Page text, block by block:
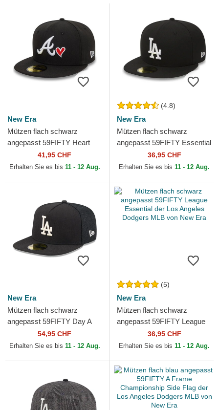
New Era
Mützen flach schwarz
angepasst 59FIFTY Heart
Icon der Atlanta Braves MLB
von New Era
41,95 CHF
Erhalten Sie es bis 11 - 12 Aug.
(4.8)
New Era
Mützen flach schwarz
angepasst 59FIFTY Essential
der Los Angeles Dodgers
MLB von New Era
36,95 CHF
Erhalten Sie es bis 11 - 12 Aug.
New Era
Mützen flach schwarz
angepasst 59FIFTY Day A
Frame der Los Angeles
Dodgers MLB von New Era
54,95 CHF
Erhalten Sie es bis 11 - 12 Aug.
(5)
New Era
Mützen flach schwarz
angepasst 59FIFTY League
Essential der Los Angeles
Dodgers MLB von New Era
36,95 CHF
Erhalten Sie es bis 11 - 12 Aug.